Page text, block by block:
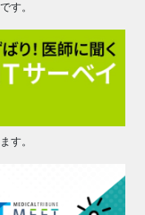
す。
す。